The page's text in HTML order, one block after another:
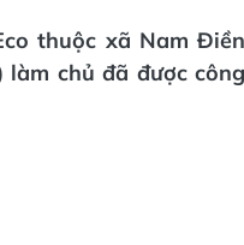
thuộc xã Nam Điền
làm chủ đã được công